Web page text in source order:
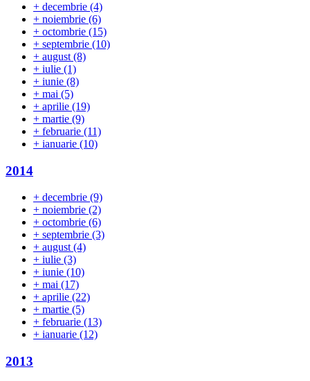
+ decembrie (4)
+ noiembrie (6)
+ octombrie (15)
+ septembrie (10)
+ august (8)
+ iulie (1)
+ iunie (8)
+ mai (5)
+ aprilie (19)
+ martie (9)
+ februarie (11)
+ ianuarie (10)
2014
+ decembrie (9)
+ noiembrie (2)
+ octombrie (6)
+ septembrie (3)
+ august(4)
+ iulie (3)
+ iunie (10)
+ mai (17)
+ aprilie (22)
+ martie (5)
+ februarie (13)
+ ianuarie (12)
2013